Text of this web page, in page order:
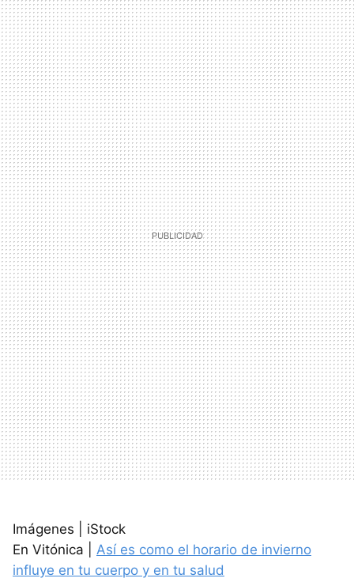
Imágenes | iStock
En Vitónica | Así es como el horario de invierno
influye en tu cuerpo y en tu salud